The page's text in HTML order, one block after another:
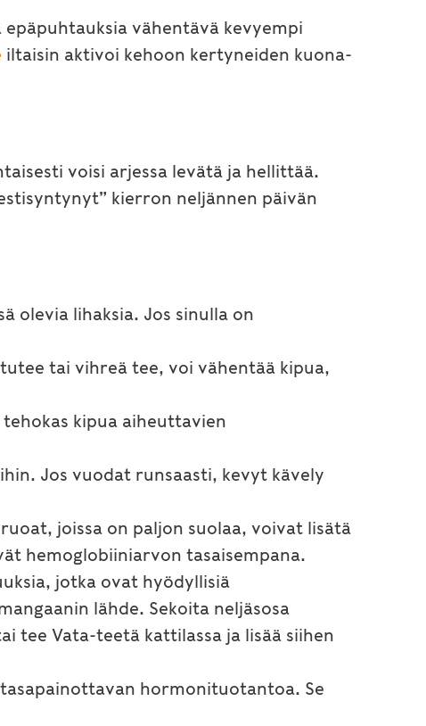
vähentävä kevyempi
iltaisin aktivoi kehoon kertyneiden kuona-
voisi arjessa levätä ja hellittää.
kierron neljännen päivän
olevia lihaksia. Jos sinulla on
tai vihreä tee, voi vähentää kipua,
kipua aiheuttavien
Jos vuodat runsaasti, kevyt kävely
joissa on paljon suolaa, voivat lisätä
hemoglobiiniarvon tasaisempana.
jotka ovat hyödyllisiä
lähde. Sekoita neljäsosa
tee Vata-teetä kattilassa ja lisää siihen
hormonituotantoa. Se